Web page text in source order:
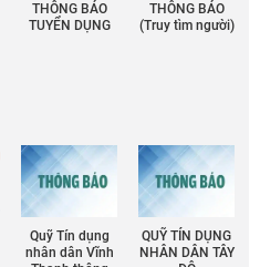
THÔNG BÁO
TUYỂN DỤNG
THÔNG BÁO
(Truy tìm người)
Quỹ Tín dụng
nhân dân Vĩnh
QUỸ TÍN DỤNG
NHÂN DÂN TÂY